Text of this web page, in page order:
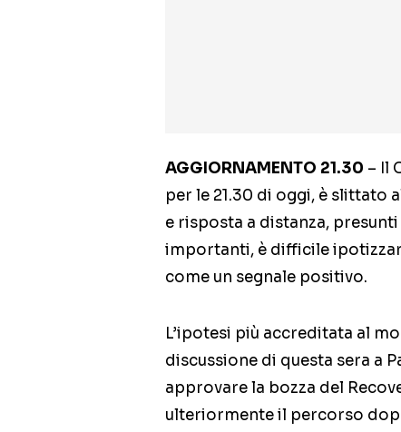
AGGIORNAMENTO 21.30 – Il
per le 21.30 di oggi, è slittato
e risposta a distanza,
importanti, è difficile
come un segnale positivo.
L’ipotesi più accreditata al
discussione di questa sera a
approvare la bozza del
ulteriormente il percorso